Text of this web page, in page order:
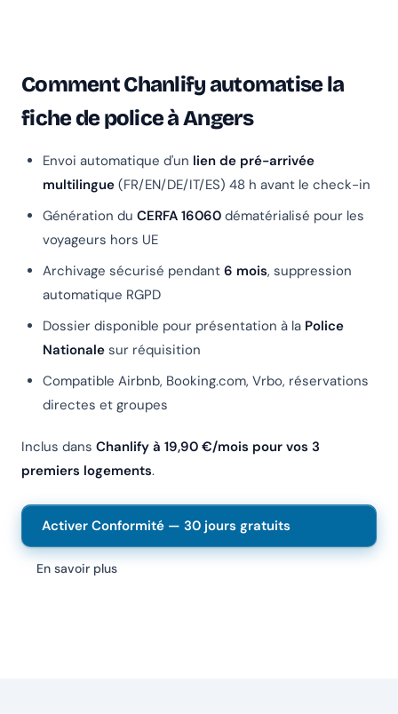
Comment Chanlify automatise la
fiche de police à Angers
Envoi automatique d'un lien de pré-arrivée
multilingue (FR/EN/DE/IT/ES) 48 h avant le check-in
Génération du CERFA 16060 dématérialisé pour les
voyageurs hors UE
Archivage sécurisé pendant 6 mois, suppression
automatique RGPD
Dossier disponible pour présentation à la Police
Nationale sur réquisition
Compatible Airbnb, Booking.com, Vrbo, réservations
directes et groupes
Inclus dans Chanlify à 19,90 €/mois pour vos 3
premiers logements.
Activer Conformité — 30 jours gratuits
En savoir plus